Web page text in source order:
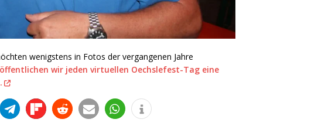
wenigstens in Fotos der vergangenen Jahre
wir jeden virtuellen Oechslefest-Tag eine